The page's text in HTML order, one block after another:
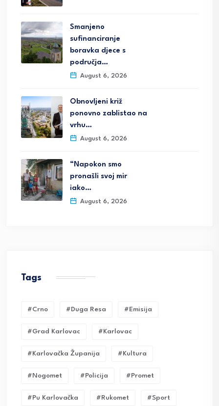
Smanjeno
sufinanciranje
boravka djece s
područja…
August 6, 2026
Obnovljeni križ
ponovno zablistao na
vrhu…
August 6, 2026
“Napokon smo
pronašli svoj mir
iako…
August 6, 2026
Tags
#crno #duga Resa #emisija
#grad Karlovac #karlovac
#karlovačka Županija #kultura
#nogomet #policija #promet
#pu Karlovačka #rukomet #sport